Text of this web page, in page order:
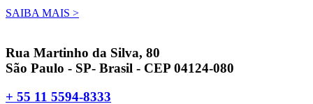
SAIBA MAIS >
Rua Martinho da Silva, 80
São Paulo - SP- Brasil - CEP 04124-080
+ 55 11 5594-8333